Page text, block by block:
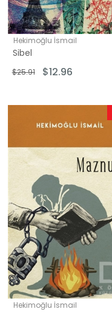
Hekimoğlu İsmail
Sibel
$12.96
$25.91
Hekimoğlu İsmail